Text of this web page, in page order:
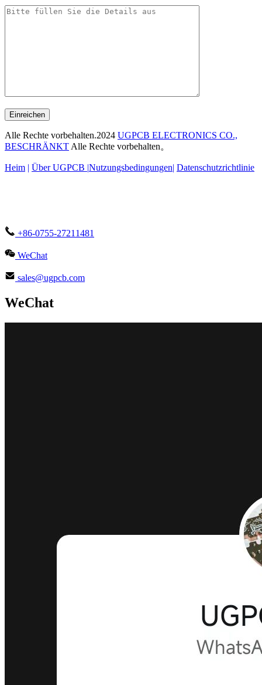
Einreichen
Alle Rechte vorbehalten.2024 UGPCB ELECTRONICS CO.,
BESCHRÄNKT Alle Rechte vorbehalten。
Heim | Über UGPCB |Nutzungsbedingungen| Datenschutzrichtlinie
+86-0755-27211481
WeChat
sales@ugpcb.com
WeChat